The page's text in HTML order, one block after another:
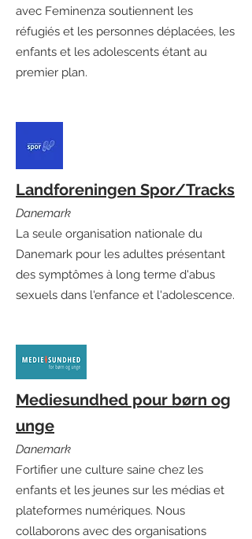
avec Feminenza soutiennent les
réfugiés et les personnes déplacées, les
enfants et les adolescents étant au
premier plan.
Landforeningen Spor/Tracks
Danemark
La seule organisation nationale du
Danemark pour les adultes présentant
des symptômes à long terme d'abus
sexuels dans l'enfance et l'adolescence.
Mediesundhed pour børn og
unge
Danemark
Fortifier une culture saine chez les
enfants et les jeunes sur les médias et
plateformes numériques. Nous
collaborons avec des organisations